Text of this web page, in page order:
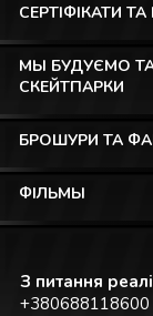
СЕРТІФІКАТИ
МЫ БУДУЄМО ТА
СКЕЙТПАРКИ
БРОШУРИ ТА
ФІЛЬМЫ
З питання
+380688118600